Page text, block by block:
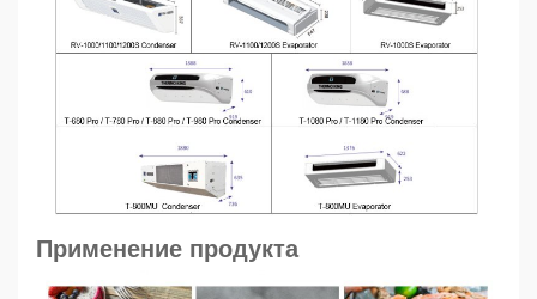
Применение продукта